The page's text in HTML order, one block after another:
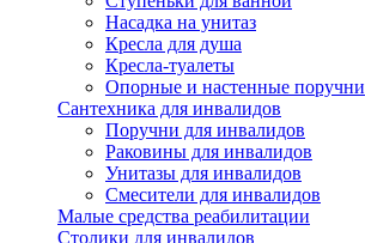
Насадка на унитаз
Кресла для душа
Кресла-туалеты
Опорные и настенные поручни
Сантехника для инвалидов
Поручни для инвалидов
Раковины для инвалидов
Унитазы для инвалидов
Смесители для инвалидов
Малые средства реабилитации
Столики для инвалидов